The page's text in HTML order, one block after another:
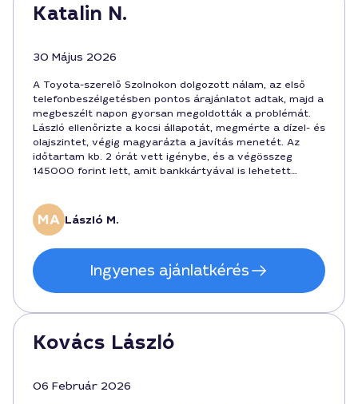
Katalin N.
30 Május 2026
A Toyota-szerelő Szolnokon dolgozott nálam, az első
telefonbeszélgetésben pontos árajánlatot adtak, majd a
megbeszélt napon gyorsan megoldották a problémát.
László ellenőrizte a kocsi állapotát, megmérte a dízel- és
olajszintet, végig magyarázta a javítás menetét. Az
időtartam kb. 2 órát vett igénybe, és a végösszeg
145000 forint lett, amit bankkártyával is lehetett
László M.
Ingyenes ajánlatkérés
Kovács László
06 Február 2026